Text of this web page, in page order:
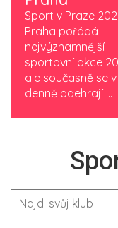
Sport v Praze
Praha pořádá
nejvýznamnější
sportovní akce
ale současně se
denně odehrají ...